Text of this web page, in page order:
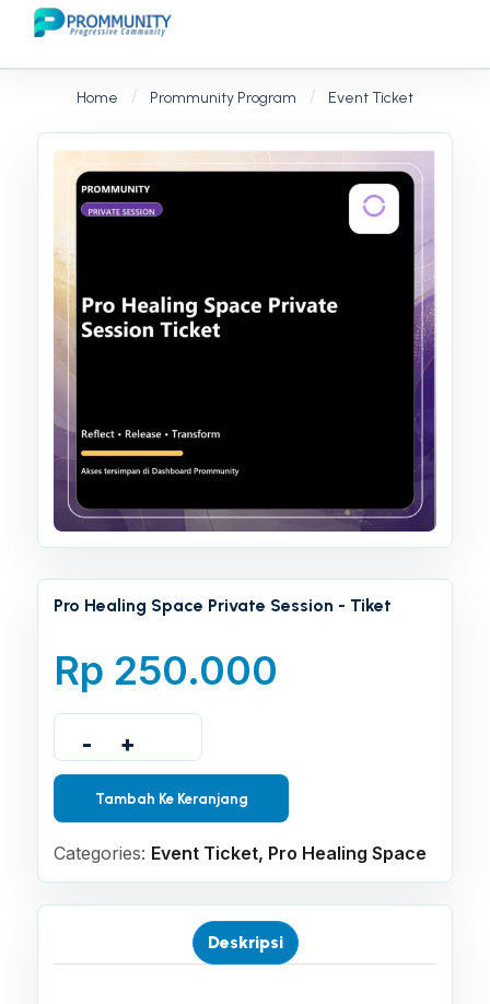
Home Prommunity Program Event Ticket
Pro Healing Space Private Session - Tiket
Rp 250.000
- +
Tambah Ke Keranjang
Categories: Event Ticket, Pro Healing Space
Deskripsi